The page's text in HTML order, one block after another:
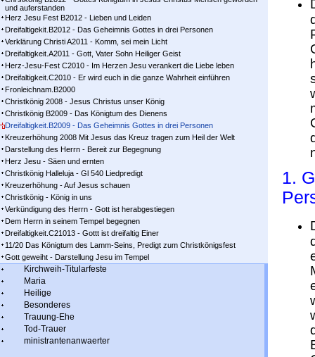
und auferstanden
Herz Jesu Fest B2012 - Lieben und Leiden
Dreifaltigekit.B2012 - Das Geheimnis Gottes in drei Personen
Verklärung Christi A2011 - Komm, sei mein Licht
Dreifaltigkeit.A2011 - Gott, Vater Sohn Heiliger Geist
Herz-Jesu-Fest C2010 - Im Herzen Jesu verankert die Liebe leben
Dreifaltigkeit.C2010 - Er wird euch in die ganze Wahrheit einführen
Fronleichnam.B2000
Christkönig 2008 - Jesus Christus unser König
Christkönig B2009 - Das Königtum des Dienens
Dreifaltigkeit.B2009 - Das Geheimnis Gottes in drei Personen
Kreuzerhöhung 2008 Mit Jesus das Kreuz tragen zum Heil der Welt
Darstellung des Herrn - Bereit zur Begegnung
Herz Jesu - Säen und ernten
Christkönig Halleluja - Gl 540 Liedpredigt
Kreuzerhöhung - Auf Jesus schauen
Christkönig - König in uns
Verkündigung des Herrn - Gott ist herabgestiegen
Dem Herrn in seinem Tempel begegnen
Dreifaltigkeit.C21013 - Gottt ist dreifaltig Einer
11/20 Das Königtum des Lamm-Seins, Predigt zum Christkönigsfest
Gott geweiht - Darstellung Jesu im Tempel
Kirchweih-Titularfeste
Maria
Heilige
Besonderes
Trauung-Ehe
Tod-Trauer
ministrantenanwaerter
1.